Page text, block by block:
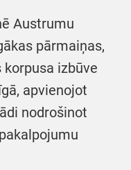
Austrumu
pārmaiņas,
izbūve
apvienojot
nodrošinot